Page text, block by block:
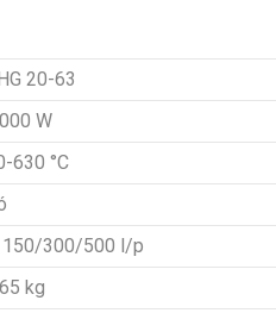
20-63
W
630 °C
300/500 l/p
kg